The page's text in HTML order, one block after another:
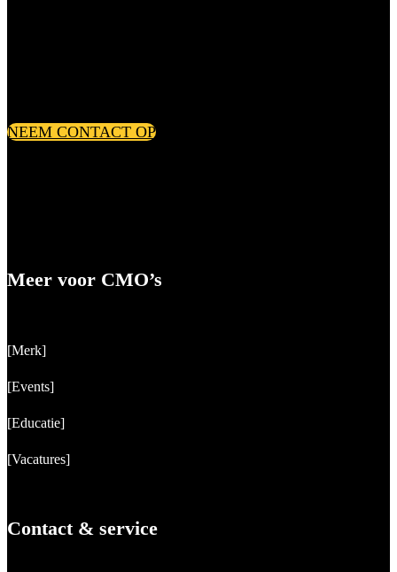
NEEM CONTACT OP
Meer voor CMO’s
[Merk]
[Events]
[Educatie]
[Vacatures]
Contact & service